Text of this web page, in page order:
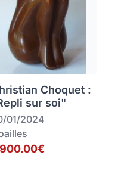
Choquet :
sur soi"
01/2024